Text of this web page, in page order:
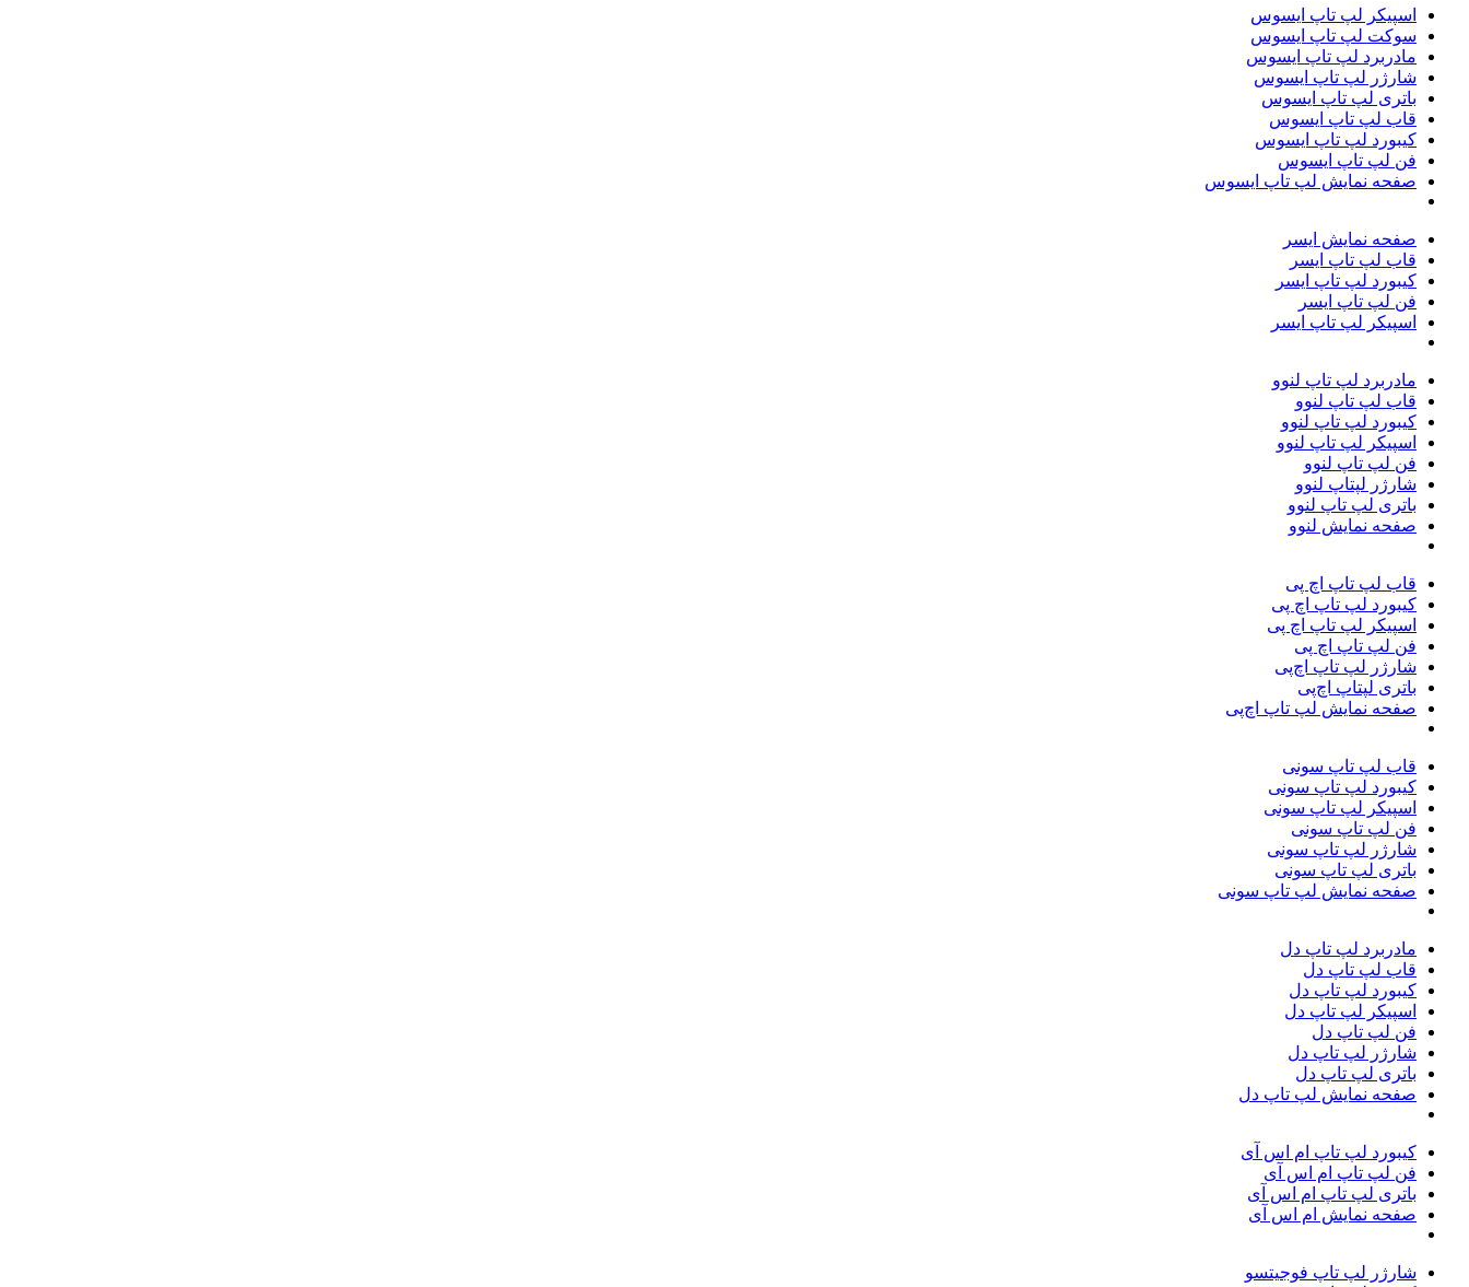
اسپیکر لپ تاپ ایسوس
سوکت لپ تاپ ایسوس
مادربرد لپ تاپ ایسوس
شارژر لپ تاپ ایسوس
باتری لپ تاپ ایسوس
قاب لپ تاپ ایسوس
کیبورد لپ تاپ ایسوس
فن لپ تاپ ایسوس
صفحه نمایش لپ تاپ ایسوس
صفحه نمایش ایسر
قاب لپ تاپ ایسر
کیبورد لپ تاپ ایسر
فن لپ تاپ ایسر
اسپیکر لپ تاپ ایسر
مادربرد لپ تاپ لنوو
قاب لپ تاپ لنوو
کیبورد لپ تاپ لنوو
اسپیکر لپ تاپ لنوو
فن لپ تاپ لنوو
شارژر لپتاپ لنوو
باتری لپ تاپ لنوو
صفحه نمایش لنوو
قاب لپ تاپ اچ پی
کیبورد لپ تاپ اچ پی
اسپیکر لپ تاپ اچ پی
فن لپ تاپ اچ پی
شارژر لپ تاپ اچ‌پی
باتری لپتاپ اچ‌پی
صفحه نمایش لپ تاپ اچ‌پی
قاب لپ تاپ سونی
کیبورد لپ تاپ سونی
اسپیکر لپ تاپ سونی
فن لپ تاپ سونی
شارژر لپ تاپ سونی
باتری لپ تاپ سونی
صفحه نمایش لپ تاپ سونی
مادربرد لپ تاپ دل
قاب لپ تاپ دل
کیبورد لپ تاپ دل
اسپیکر لپ تاپ دل
فن لپ تاپ دل
شارژر لپ تاپ دل
باتری لپ تاپ دل
صفحه نمایش لپ تاپ دل
کیبورد لپ تاپ ام اس آی
فن لپ تاپ ام اس آی
باتری لپ تاپ ام‌ اس‌ آی
صفحه نمایش ام اس آی
شارژر لپ تاپ فوجیتسو